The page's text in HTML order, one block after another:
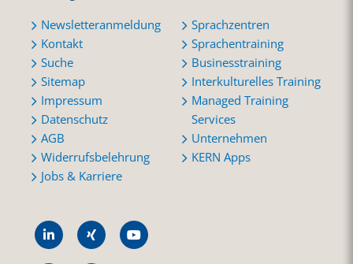
Newsletteranmeldung
Kontakt
Suche
Sitemap
Impressum
Datenschutz
AGB
Widerrufsbelehrung
Jobs & Karriere
Sprachzentren
Sprachentraining
Businesstraining
Interkulturelles Training
Managed Training
Services
Unternehmen
KERN Apps